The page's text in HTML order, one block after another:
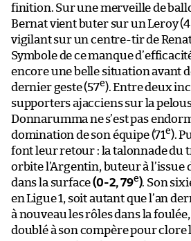
finition. Sur une merveille de
Bernat vient buter sur un Leroy
vigilant sur un centre-tir de
Symbole de ce manque
encore une belle situation avant
dernier geste (57e). Entre deux
supporters ajacciens sur la
Donnarumma ne s’est pas
domination de son équipe (71e).
font leur retour : la talonnade du
orbite l’Argentin, buteur à l’issue
dans la surface(0-2, 79e). Son
en Ligue 1, soit autant que l’an
à nouveau les rôles dans la foulée,
doublé à son compère pour clore